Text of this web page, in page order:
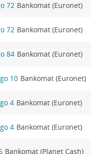
72 Bankomat (Euronet)
72 Bankomat (Euronet)
84 Bankomat (Euronet)
10 Bankomat (Euronet)
4 Bankomat (Euronet)
4 Bankomat (Euronet)
Bankomat (Planet Cash)